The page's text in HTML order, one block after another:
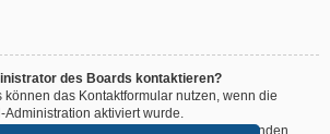
des Boards kontaktieren?
das Kontaktformular nutzen, wenn die
Administration aktiviert wurde.
zusätzlich den Link „Das Team“ verwenden.